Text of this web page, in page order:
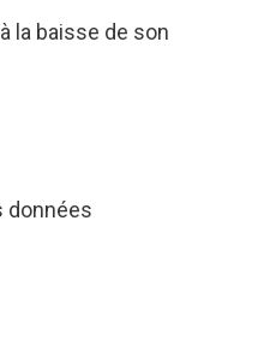
la baisse de son
données